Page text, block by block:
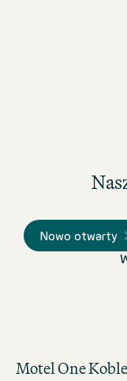
Nowo otwarty
Motel One